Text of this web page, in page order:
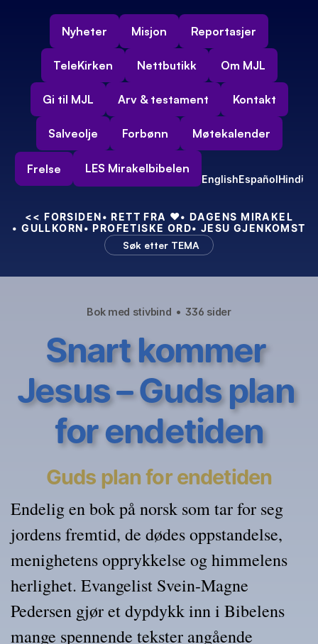
Nyheter Misjon Reportasjer
TeleKirken Nettbutikk Om MJL
Gi til MJL Arv & testament Kontakt
Salveolje Forbønn Møtekalender
Frelse LES Mirakelbibelen
EnglishEspañolHindi
<< FORSIDEN• RETT FRA ❤️• DAGENS MIRAKEL
• GULLKORN• PROFETISKE ORD• JESU GJENKOMST
Søk etter TEMA
Bok med stivbind • 336 sider
Snart kommer
Jesus – Guds plan
for endetiden
Guds plan for endetiden
Endelig en bok på norsk som tar for seg
jordens fremtid, de dødes oppstandelse,
menighetens opprykkelse og himmelens
herlighet. Evangelist Svein-Magne
Pedersen gjør et dypdykk inn i Bibelens
mange spennende tekster angående